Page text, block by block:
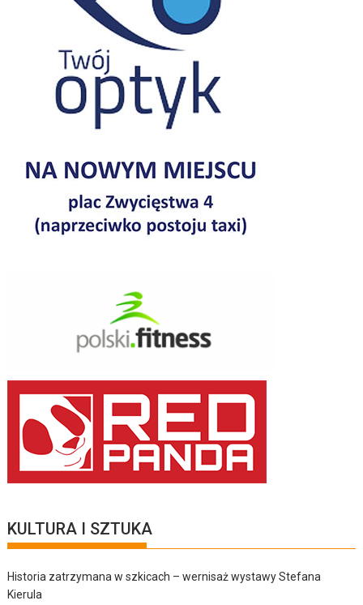
KULTURA I SZTUKA
Historia zatrzymana w szkicach – wernisaż wystawy Stefana
Kierula